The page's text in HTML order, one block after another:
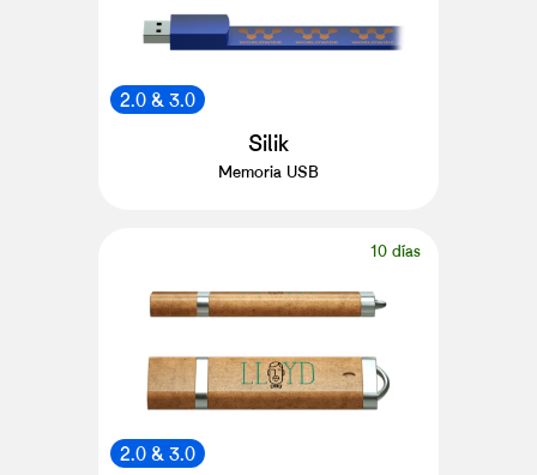
2.0 & 3.0
Silik
Memoria USB
10 días
2.0 & 3.0